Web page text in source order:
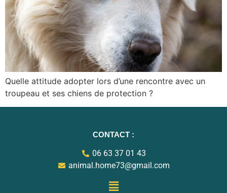
Quelle attitude adopter lors d’une rencontre avec un
troupeau et ses chiens de protection ?
CONTACT :
06 63 37 01 43
animal.home73@gmail.com